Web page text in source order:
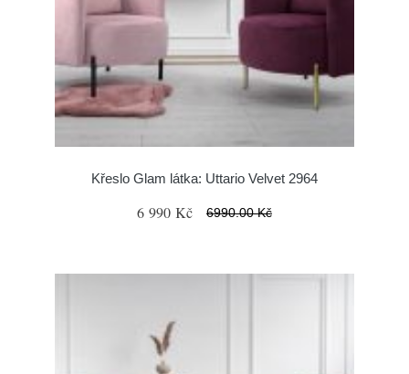
Křeslo Glam látka: Uttario Velvet 2964
6 990 Kč 6990.00 Kč